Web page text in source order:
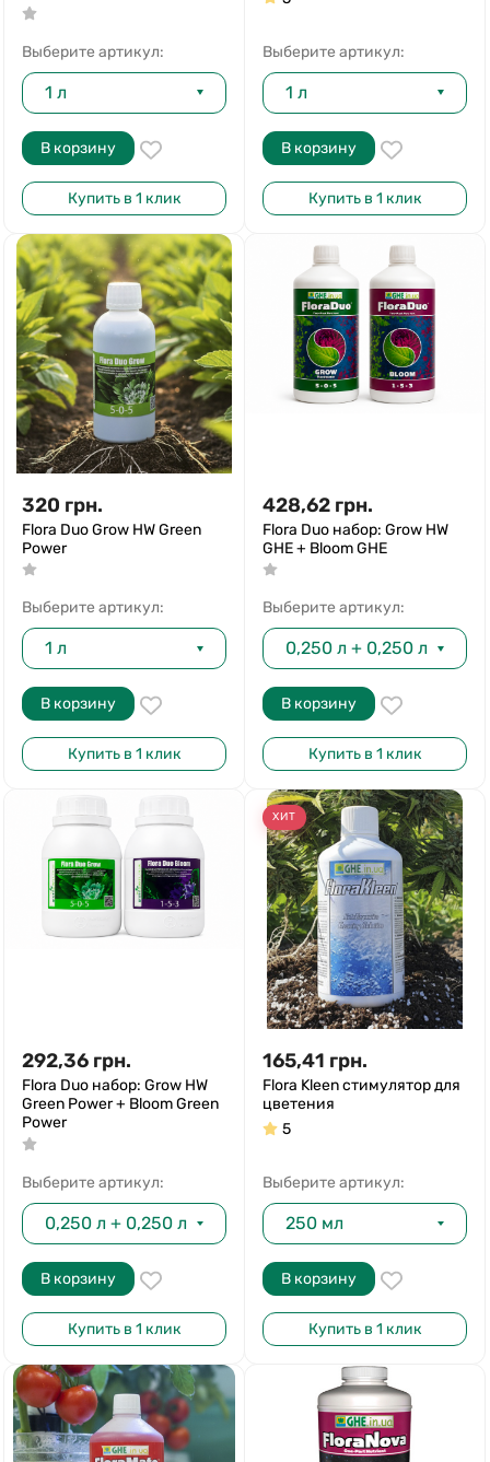
Выберите артикул:
1 л
В корзину
Купить в 1 клик
Выберите артикул:
1 л
В корзину
Купить в 1 клик
320 грн.
Flora Duo Grow HW Green
Power
Выберите артикул:
1 л
В корзину
Купить в 1 клик
428,62 грн.
Flora Duo набор: Grow HW
GHE + Bloom GHE
Выберите артикул:
0,250 л + 0,250 л
В корзину
Купить в 1 клик
292,36 грн.
Flora Duo набор: Grow HW
Green Power + Bloom Green
Power
Выберите артикул:
0,250 л + 0,250 л
В корзину
Купить в 1 клик
ХИТ
165,41 грн.
Flora Kleen стимулятор для
цветения
5
Выберите артикул:
250 мл
В корзину
Купить в 1 клик